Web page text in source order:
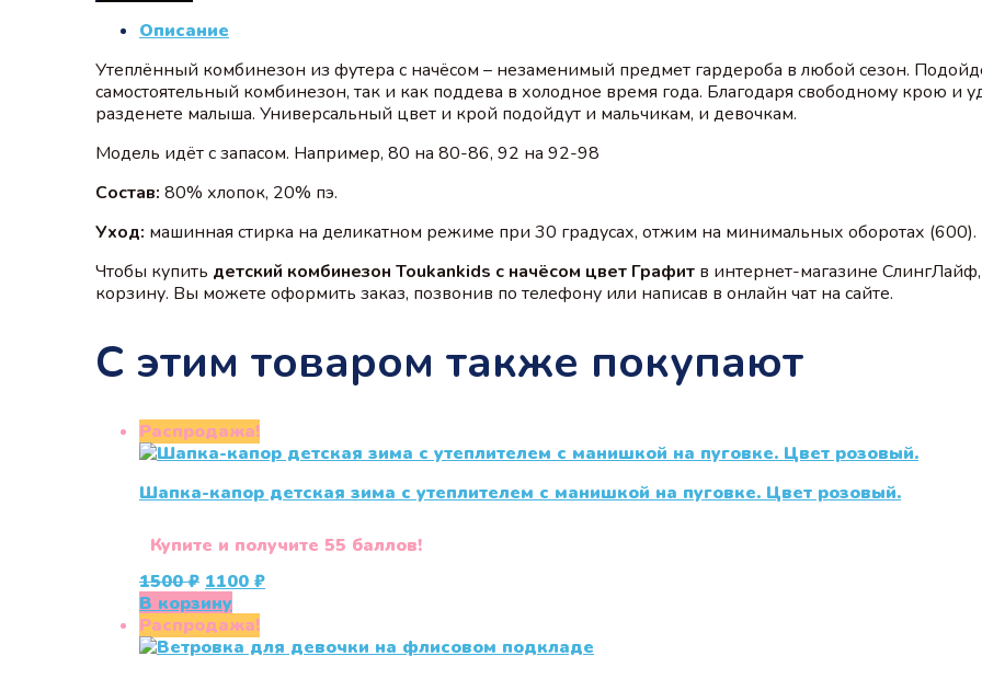
Описание
Утеплённый комбинезон из футера с начёсом – незаменимый предмет гардероба в любой сезон.
самостоятельный комбинезон, так и как поддева в холодное время года. Благодаря свободному крою и
разденете малыша. Универсальный цвет и крой подойдут и мальчикам, и девочкам.
Модель идёт с запасом. Например, 80 на 80-86, 92 на 92-98
Состав: 80% хлопок, 20% пэ.
Уход: машинная стирка на деликатном режиме при 30 градусах, отжим на минимальных оборотах (600).
Чтобы купить детский комбинезон Toukankids с начёсом цвет Графит в интернет-магазине
корзину. Вы можете оформить заказ, позвонив по телефону или написав в онлайн чат на сайте.
С этим товаром также покупают
Распродажа!
Шапка-капор детская зима с утеплителем с манишкой на пуговке. Цвет розовый.
Купите и получите 55 баллов!
1500₽ Первоначальная
цена
составляла
1500 ₽.
1100 ₽Текущая
В корзину
Распродажа!